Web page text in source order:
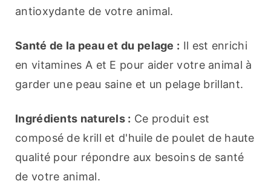
antioxydante de votre animal.
Santé de la peau et du pelage : Il est enrichi
en vitamines A et E pour aider votre animal à
garder une peau saine et un pelage brillant.
Ingrédients naturels : Ce produit est
composé de krill et d'huile de poulet de haute
qualité pour répondre aux besoins de santé
de votre animal.